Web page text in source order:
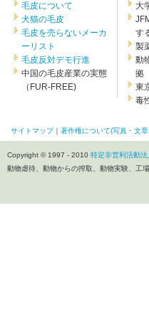
毛皮について
犬猫の毛皮
毛皮を売らないメーカ
ーリスト
毛皮反対デモ行進
中国の毛皮産業の実態
（FUR-FREE)
大
す
製
動
拠
東
毒
サイトマップ｜ 著作権について(写真・文
Copyright © 1997 - 2010 特定非営利活動
動物虐待、動物からの搾取、動物実験、工